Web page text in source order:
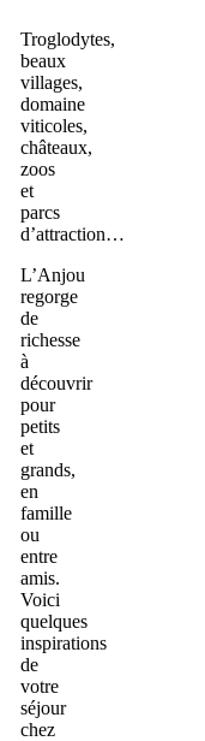
Troglodytes,
beaux
villages,
domaine
viticoles,
châteaux,
zoos
et
parcs
d’attraction…
L’Anjou
regorge
de
richesse
à
découvrir
pour
petits
et
grands,
en
famille
ou
entre
amis.
Voici
quelques
inspirations
de
votre
séjour
chez